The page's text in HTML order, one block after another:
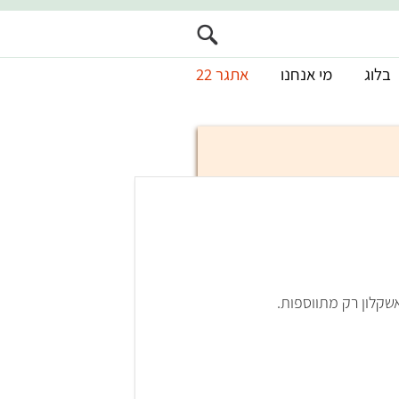
בלוג מי אנחנו אתגר 22
רק מתווספות.